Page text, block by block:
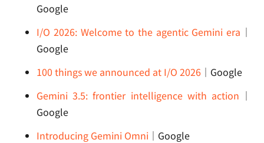
Google
I/O 2026: Welcome to the agentic Gemini era ｜
Google
100 things we announced at I/O 2026 ｜Google
Gemini 3.5: frontier intelligence with action ｜
Google
Introducing Gemini Omni ｜Google